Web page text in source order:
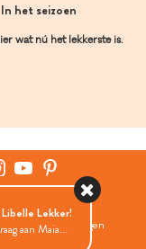
In het seizoen
wat nú het lekkerste is.
Cookies instellingen
Lekker!
aan Maia...